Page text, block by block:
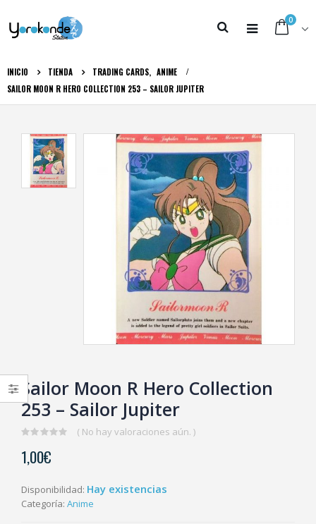
0
INICIO TIENDA TRADING CARDS, ANIME
SAILOR MOON R HERO COLLECTION 253 – SAILOR JUPITER
Sailor Moon R Hero Collection
253 – Sailor Jupiter
out
of
( No hay valoraciones aún. )
1,00€
Disponibilidad: Hay existencias
Categoría: Anime